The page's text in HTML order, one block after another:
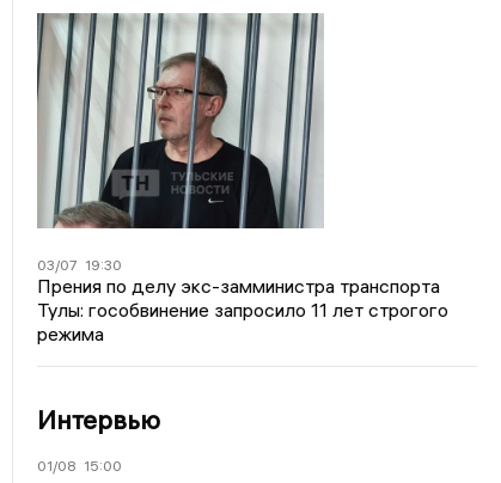
03/07 19:30
Прения по делу экс-замминистра транспорта
Тулы: гособвинение запросило 11 лет строгого
режима
Интервью
01/08 15:00